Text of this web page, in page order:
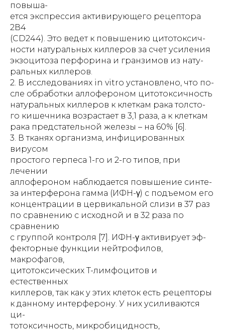
повыша-
ется экспрессия активирующего рецептора
2В4
(CD244). Это ведет к повышению цитотоксич-
ности натуральных киллеров за счет усиления
экзоцитоза перфорина и гранзимов из нату-
ральных киллеров.
2. В исследованиях in vitro установлено, что по-
сле обработки аллофероном цитотоксичность
натуральных киллеров к клеткам рака толсто-
го кишечника возрастает в 3,1 раза, а к клеткам
рака предстательной железы – на 60% [6].
3. В тканях организма, инфицированных
вирусом
простого герпеса 1-го и 2-го типов, при
лечении
аллофероном наблюдается повышение синте-
за интерферона гамма (ИФН-γ) с подъемом его
концентрации в цервикальной слизи в 37 раз
по сравнению с исходной и в 32 раза по
сравнению
с группой контроля [7]. ИФН-γ активирует эф-
фекторные функции нейтрофилов,
макрофагов,
цитотоксических T-лимфоцитов и
естественных
киллеров, так как у этих клеток есть рецепторы
к данному интерферону. У них усиливаются
ци-
тотоксичность, микробицидностъ,